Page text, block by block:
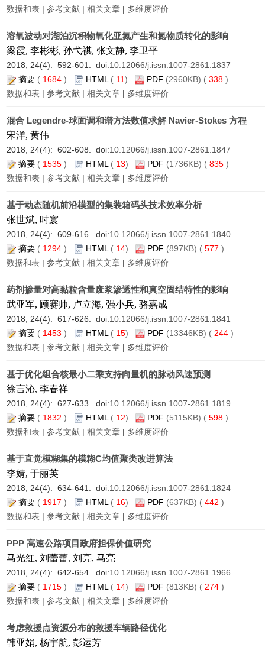
数据和表 | 参考文献 | 相关文章 | 多维度评价
溶氧波动对湖泊沉积物氧化亚氮产生和氮物质转化的影响
梁霞, 李彬彬, 孙弋祺, 张文静, 李卫平
2018, 24(4): 592-601. doi:10.12066/j.issn.1007-2861.1837
摘要 ( 1684 ) HTML ( 11) PDF (2960KB) ( 338 )
数据和表 | 参考文献 | 相关文章 | 多维度评价
混合 Legendre-球面调和谱方法数值求解 Navier-Stokes 方程
宋洋, 黄伟
2018, 24(4): 602-608. doi:10.12066/j.issn.1007-2861.1847
摘要 ( 1535 ) HTML ( 13) PDF (1736KB) ( 835 )
数据和表 | 参考文献 | 相关文章 | 多维度评价
基于动态随机前沿模型的集装箱码头技术效率分析
张世斌, 时寰
2018, 24(4): 609-616. doi:10.12066/j.issn.1007-2861.1840
摘要 ( 1294 ) HTML ( 14) PDF (897KB) ( 577 )
数据和表 | 参考文献 | 相关文章 | 多维度评价
药剂掺量对高黏粒含量废浆渗透性和真空固结特性的影响
武亚军, 顾赛帅, 卢立海, 强小兵, 骆嘉成
2018, 24(4): 617-626. doi:10.12066/j.issn.1007-2861.1841
摘要 ( 1453 ) HTML ( 15) PDF (13346KB) ( 244 )
数据和表 | 参考文献 | 相关文章 | 多维度评价
基于优化组合核最小二乘支持向量机的脉动风速预测
徐言沁, 李春祥
2018, 24(4): 627-633. doi:10.12066/j.issn.1007-2861.1819
摘要 ( 1832 ) HTML ( 12) PDF (5115KB) ( 598 )
数据和表 | 参考文献 | 相关文章 | 多维度评价
基于直觉模糊集的模糊C均值聚类改进算法
李婧, 于丽英
2018, 24(4): 634-641. doi:10.12066/j.issn.1007-2861.1824
摘要 ( 1917 ) HTML ( 16) PDF (637KB) ( 442 )
数据和表 | 参考文献 | 相关文章 | 多维度评价
PPP 高速公路项目政府担保价值研究
马光红, 刘蕾蕾, 刘亮, 马亮
2018, 24(4): 642-654. doi:10.12066/j.issn.1007-2861.1966
摘要 ( 1715 ) HTML ( 14) PDF (813KB) ( 274 )
数据和表 | 参考文献 | 相关文章 | 多维度评价
考虑救援点资源分布的救援车辆路径优化
韩亚娟, 杨宇航, 彭运芳